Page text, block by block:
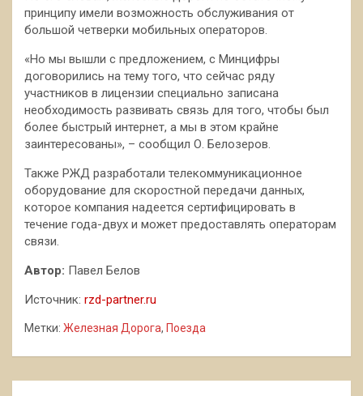
принципу имели возможность обслуживания от
большой четверки мобильных операторов.
«Но мы вышли с предложением, с Минцифры
договорились на тему того, что сейчас ряду
участников в лицензии специально записана
необходимость развивать связь для того, чтобы был
более быстрый интернет, а мы в этом крайне
заинтересованы», – сообщил О. Белозеров.
Также РЖД разработали телекоммуникационное
оборудование для скоростной передачи данных,
которое компания надеется сертифицировать в
течение года-двух и может предоставлять операторам
связи.
Автор: Павел Белов
Источник: rzd-partner.ru
Метки: Железная Дорога, Поезда